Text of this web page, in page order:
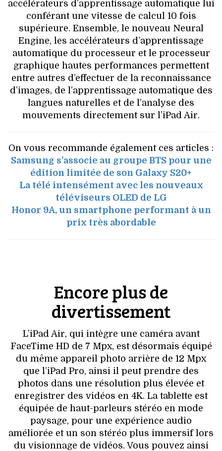
accélérateurs d’apprentissage automatique lui
conférant une vitesse de calcul 10 fois
supérieure. Ensemble, le nouveau Neural
Engine, les accélérateurs d’apprentissage
automatique du processeur et le processeur
graphique hautes performances permettent
entre autres d’effectuer de la reconnaissance
d’images, de l’apprentissage automatique des
langues naturelles et de l’analyse des
mouvements directement sur l’iPad Air.
On vous recommande également ces articles :
Samsung s'associe au groupe BTS pour une
édition limitée de son Galaxy S20+
La télé intensément avec les nouveaux
téléviseurs OLED de LG
Honor 9A, un smartphone performant à un
prix très abordable
Encore plus de
divertissement
L’iPad Air, qui intègre une caméra avant
FaceTime HD de 7 Mpx, est désormais équipé
du même appareil photo arrière de 12 Mpx
que l’iPad Pro, ainsi il peut prendre des
photos dans une résolution plus élevée et
enregistrer des vidéos en 4K. La tablette est
équipée de haut-parleurs stéréo en mode
paysage, pour une expérience audio
améliorée et un son stéréo plus immersif lors
du visionnage de vidéos. Vous pouvez ainsi